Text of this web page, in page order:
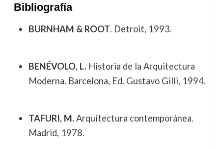
Bibliografía
BURNHAM & ROOT. Detroit, 1993.
BENÉVOLO, L.Historia de la Arquitectura
Moderna. Barcelona, Ed. Gustavo Gilli, 1994.
TAFURI, M.Arquitectura contemporánea.
Madrid, 1978.